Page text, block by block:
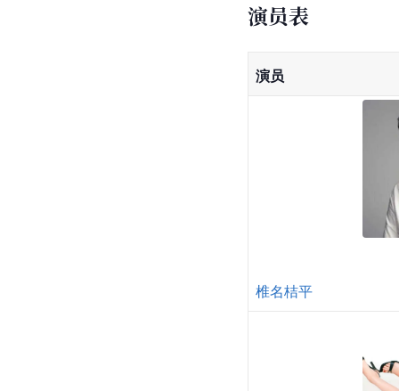
演员表
演员
椎名桔平